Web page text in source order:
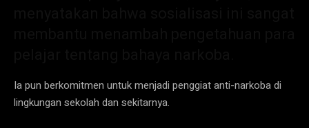
Ia pun berkomitmen untuk menjadi penggiat anti-narkoba di
lingkungan sekolah dan sekitarnya.